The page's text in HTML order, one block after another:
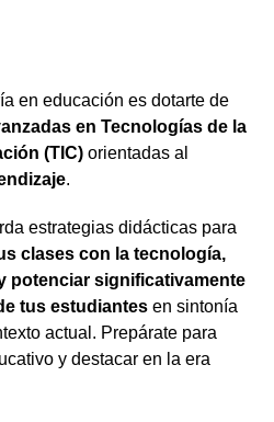
en educación es dotarte de
en Tecnologías de la
(TIC) orientadas al
.
estrategias didácticas para
clases con la tecnología,
potenciar significativamente
tus estudiantes en sintonía
actual. Prepárate para
y destacar en la era